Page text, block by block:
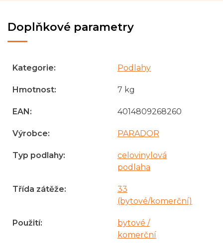
Doplňkové parametry
Kategorie: Podlahy
Hmotnost: 7 kg
EAN: 4014809268260
Výrobce: PARADOR
Typ podlahy:
celovinylová
podlaha
Třída zátěže:
33
(bytové/komerční)
Použití:
bytové /
komerční